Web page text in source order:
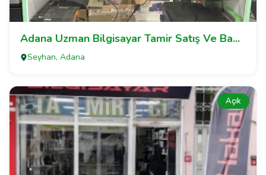
Adana Uzman Bilgisayar Tamir Satış Ve Ba...
Seyhan, Adana
Açık